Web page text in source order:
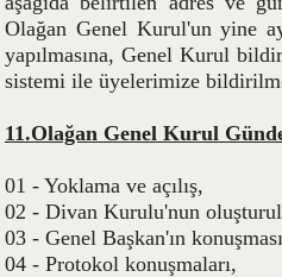
Olağan Genel Kurul'un yine
yapılmasına, Genel Kurul
sistemi ile üyelerimize
11.Olağan Genel Kurul
01 - Yoklama ve açılış,
02 - Divan Kurulu'nun
03 - Genel Başkan'ın
04 - Protokol konuşmaları,